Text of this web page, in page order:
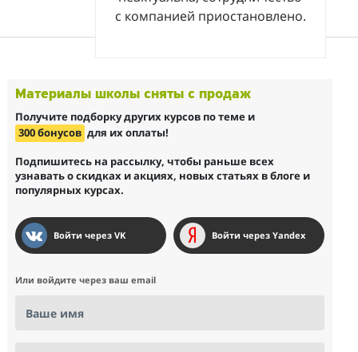
Материалы школы сняты с продаж
Получите подборку других курсов по теме и
300 бонусов для их оплаты!
Подпишитесь на рассылку, чтобы раньше всех
узнавать о скидках и акциях, новых статьях в блоге и
популярных курсах.
Войти через VK Войти через Yandex
Или войдите через ваш email
Ваше имя
с компанией приостановлено.